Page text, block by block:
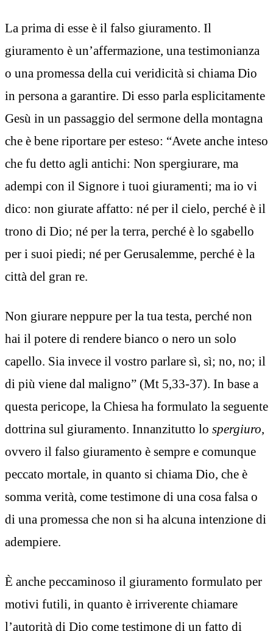
La prima di esse è il falso giuramento. Il
giuramento è un’affermazione, una testimonianza
o una promessa della cui veridicità si chiama Dio
in persona a garantire. Di esso parla esplicitamente
Gesù in un passaggio del sermone della montagna
che è bene riportare per esteso: “Avete anche inteso
che fu detto agli antichi: Non spergiurare, ma
adempi con il Signore i tuoi giuramenti; ma io vi
dico: non giurate affatto: né per il cielo, perché è il
trono di Dio; né per la terra, perché è lo sgabello
per i suoi piedi; né per Gerusalemme, perché è la
città del gran re.
Non giurare neppure per la tua testa, perché non
hai il potere di rendere bianco o nero un solo
capello. Sia invece il vostro parlare sì, sì; no, no; il
di più viene dal maligno” (Mt 5,33-37). In base a
questa pericope, la Chiesa ha formulato la seguente
dottrina sul giuramento. Innanzitutto lo spergiuro,
ovvero il falso giuramento è sempre e comunque
peccato mortale, in quanto si chiama Dio, che è
somma verità, come testimone di una cosa falsa o
di una promessa che non si ha alcuna intenzione di
adempiere.
È anche peccaminoso il giuramento formulato per
motivi futili, in quanto è irriverente chiamare
l’autorità di Dio come testimone di un fatto di